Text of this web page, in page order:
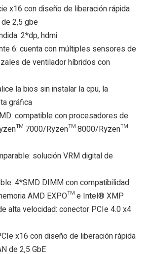
x16 con diseño de liberación rápida
2,5 gbe
2*dp, hdmi
6: cuenta con múltiples sensores de
de ventilador híbridos con
la bios sin instalar la cpu, la
gráfica
compatible con procesadores de
7000/Ryzen™ 8000/Ryzen™
solución VRM digital de
4*SMD DIMM con compatibilidad
AMD EXPO™ e Intel® XMP
alta velocidad: conector PCIe 4.0 x4
x16 con diseño de liberación rápida
de 2,5 GbE